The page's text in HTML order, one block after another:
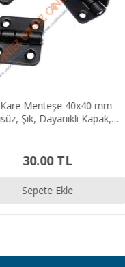
Menteşe 40x40 mm -
Şık, Dayanıklı Kapak,
30.00 TL
Sepete Ekle